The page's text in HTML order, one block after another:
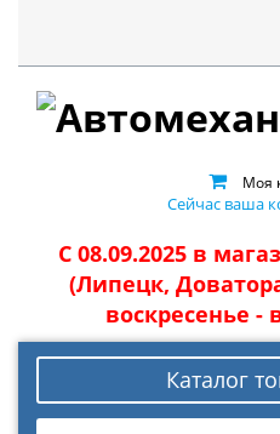
Моя
Сейчас ваша
С 08.09.2025 в
(Липецк,
воскресенье
Каталог